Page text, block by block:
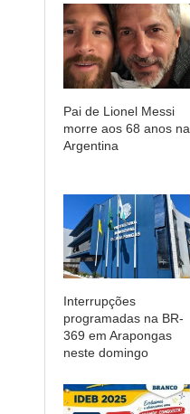
Pai de Lionel Messi
morre aos 68 anos na
Argentina
Interrupções
programadas na BR-
369 em Arapongas
neste domingo